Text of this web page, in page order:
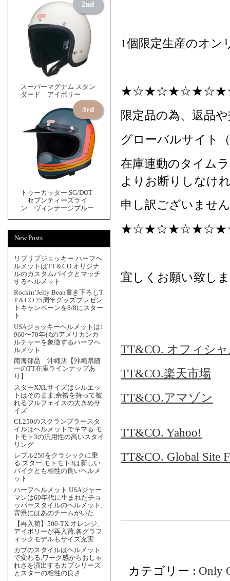
スーパーマグナム スタン
ダード アイボリー
トゥーカッター SG/DOT
セブンティーズライ
ン ヴィンテージブルー
New Posts
リブリブジョッキー ハーフヘ
ルメットはTT＆CO.オリジナ
ルのカスタムバイクとマッチ
するヘルメット
Rockin’Jelly Bean書き下ろしT
T＆CO.25周年グッズプレゼン
トキャンペーンを8/8にスター
ト
USAジョッキーヘルメットは1
960〜70年代のアメリカンカ
ルチャーを象徴するハーフヘ
ルメット
南海部品 沖縄店【沖縄県随
一のTT在庫ラインナップあ
り】
スターXXLサイズはシルエッ
トはそのまま,余裕を持って被
れるフルフェイスの大きめサ
イズ
CL250のスクランブラースタ
イルはヘルメットでキマる.モ
トモト3の汎用性の高いスタイ
リング
レブル250をクラシックに乗
る.スター,モトモト3は新しい
バイクとも相性の良いヘルメ
ット
ハーフヘルメット USAジャー
マンは60年代に生まれたチョ
ッパースタイルのヘルメット.
背景にはあのチームがいた
【再入荷】500-TX オレンジ、
アイボリーが再入荷.各グラフ
ィックモデルもサイズ充実
カブのスタイルはヘルメット
で変わる.ワーク感からおしゃ
れさを演出するカブシリーズ
とスターの相性の良さ
1個限定生産のオン
限定品の為、返品
グローバルサイト
在庫連動のタイム
よりお断りしなけ
申し訳ございませ
宜しくお願い致し
TT&CO. オフィシ
TT&CO.楽天市場
TT&CO.アマゾン
TT&CO. Yahoo!
TT&CO. Global Site
カテゴリー : Only